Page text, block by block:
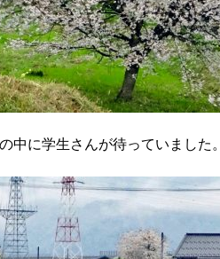
中に学生さんが待っていました。